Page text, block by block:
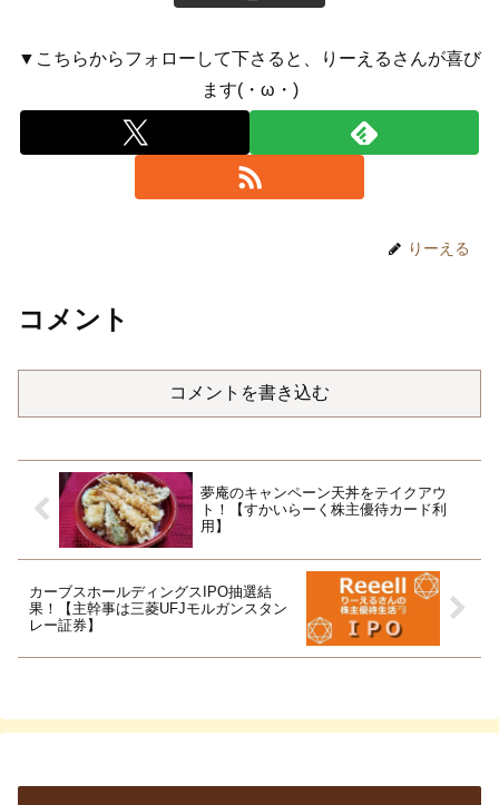
▼こちらからフォローして下さると、りーえるさんが喜び
ます(・ω・)
りーえる
コメント
コメントを書き込む
夢庵のキャンペーン天丼をテイクアウ
ト！【すかいらーく株主優待カード利
用】
カーブスホールディングスIPO抽選結
果！【主幹事は三菱UFJモルガンスタン
レー証券】